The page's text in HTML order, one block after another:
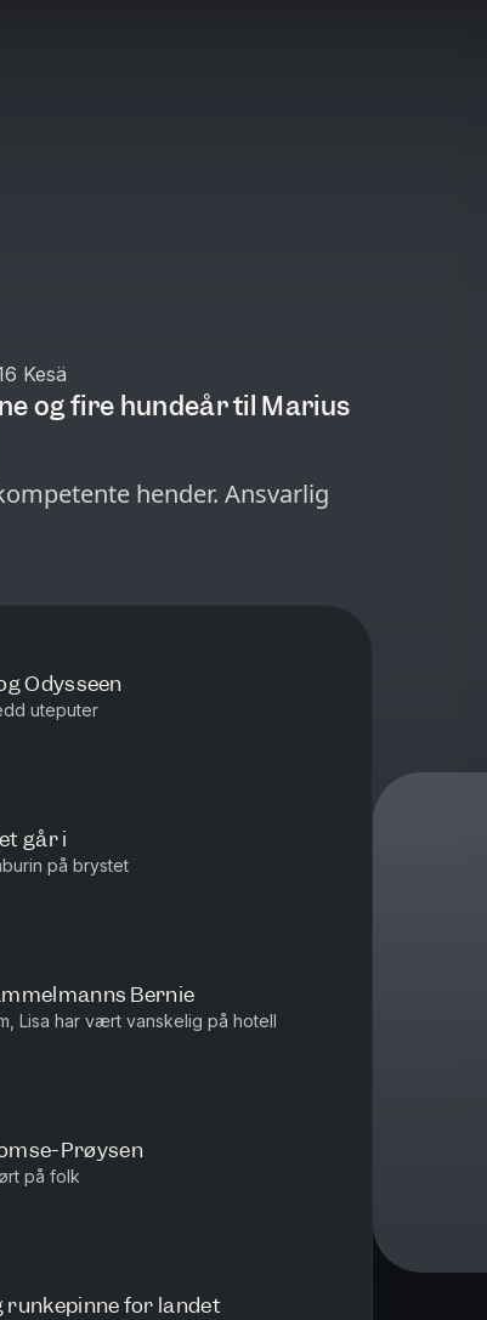
Kesä
og fire hundeår til Marius
hender. Ansvarlig
Odysseen
uteputer
går i
på brystet
Bernie
Lisa har vært vanskelig på hotell
Prøysen
på folk
runkepinne for landet